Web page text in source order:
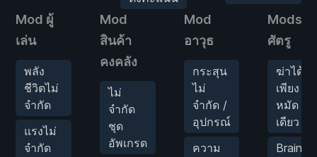
Mod ผู้
เล่น
พลัง
ชีวิตไม่
จำกัด
แรงไม่
จำกัด
Mod
สินค้า
คงคลัง
ไม่
จำกัด
ชุด
อัพเกรด
Mod
อาวุธ
กระสุน
ไม่
จำกัด /
อุปกรณ์
ความ
Mods
ศัตรู
ฆ่าได้
เพียง
หมัด
เดียว
Brain